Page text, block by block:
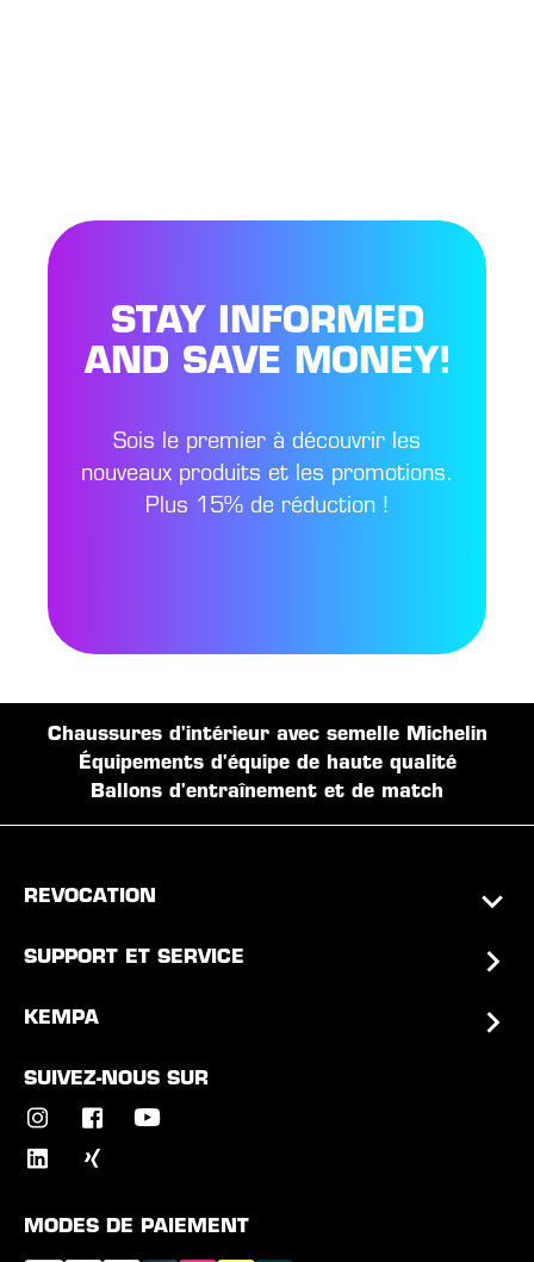
STAY INFORMED
AND SAVE MONEY!
Sois le premier à découvrir les
nouveaux produits et les promotions.
Plus 15% de réduction !
Chaussures d'intérieur avec semelle Michelin
Équipements d'équipe de haute qualité
Ballons d'entraînement et de match
REVOCATION
SUPPORT ET SERVICE
KEMPA
SUIVEZ-NOUS SUR
MODES DE PAIEMENT